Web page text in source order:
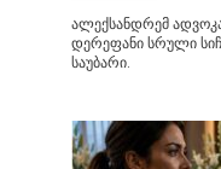
ალექსანდრემ
დერეფანი სრული
საუბარი.